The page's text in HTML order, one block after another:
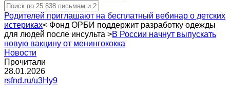
Родителей приглашают на бесплатный вебинар о детских
истериках< Фонд ОРБИ поддержит разработку одежды
для людей после инсульта >В России начнут выпускать
новую вакцину от менингококка
Новости
Прочитали
28.01.2026
rsfnd.ru/u3Hy9